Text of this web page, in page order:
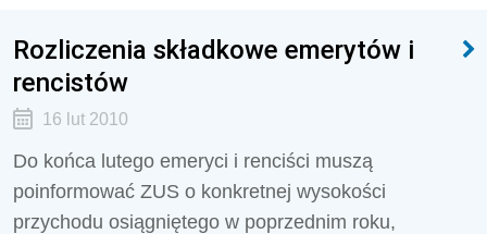
Rozliczenia składkowe emerytów i
rencistów
16 lut 2010
Do końca lutego emeryci i renciści muszą
poinformować ZUS o konkretnej wysokości
przychodu osiągniętego w poprzednim roku,